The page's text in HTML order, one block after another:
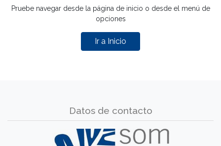
Pruebe navegar desde la página de inicio o desde el menú de
opciones
Ir a Inicio
Datos de contacto